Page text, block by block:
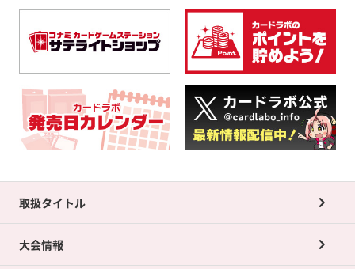
取扱タイトル
大会情報